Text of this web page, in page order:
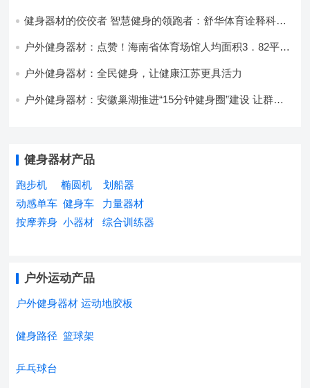
健身器材的佼佼者 智慧健身的领跑者：舒华体育诠释科学
户外健身器材：点赞！海南省体育场馆人均面积3．82平方
户外健身器材：全民健身，让健康江苏更具活力
户外健身器材：安徽巢湖推进“15分钟健身圈”建设 让群众
健身器材产品
跑步机 椭圆机
划船器
动感单车 健身车
力量器材
按摩养身 小器材 综合训练器
户外运动产品
户外健身器材 运动地胶板
健身路径 篮球架
乒乓球台